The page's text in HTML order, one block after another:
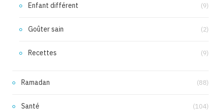
Enfant différent (9)
Goûter sain (2)
Recettes (9)
Ramadan (88)
Santé (104)